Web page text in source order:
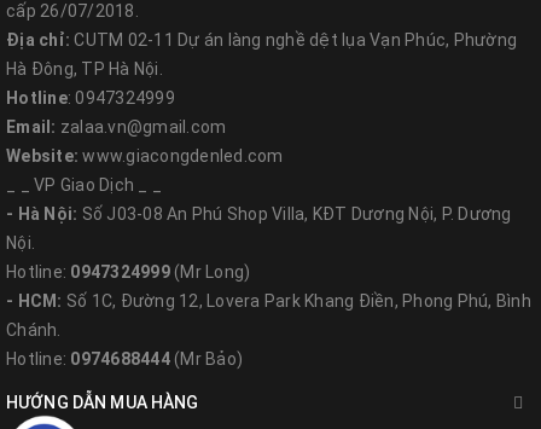
cấp 26/07/2018.
Địa chỉ: CUTM 02-11 Dự án làng nghề dệt lụa Vạn Phúc, Phường
Hà Đông, TP Hà Nội.
Hotline: 0947324999
Email: zalaa.vn@gmail.com
Website:www.giacongdenled.com
_ _ VP Giao Dịch _ _
- Hà Nội: Số J03-08 An Phú Shop Villa, KĐT Dương Nội, P. Dương
Nội.
Hotline: 0947324999(Mr Long)
- HCM: Số 1C, Đường 12, Lovera Park Khang Điền, Phong Phú, Bình
Chánh.
Hotline: 0974688444(Mr Bảo)
HƯỚNG DẪN MUA HÀNG